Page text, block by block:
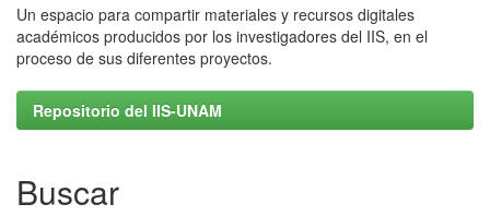
Un espacio para compartir materiales y recursos digitales
académicos producidos por los investigadores del IIS, en el
proceso de sus diferentes proyectos.
Repositorio del IIS-UNAM
Buscar